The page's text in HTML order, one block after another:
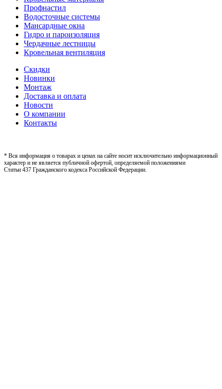
Профнастил
Водосточные системы
Мансардные окна
Гидро и пароизоляция
Чердачные лестницы
Кровельная вентиляция
Скидки
Новинки
Монтаж
Доставка и оплата
Новости
О компании
Контакты
* Вся информация о товарах и ценах на сайте носит исключительно информационный
характер и не является публичной офертой, определяемой положениями
Статьи 437 Гражданского кодекса Российской Федерации.